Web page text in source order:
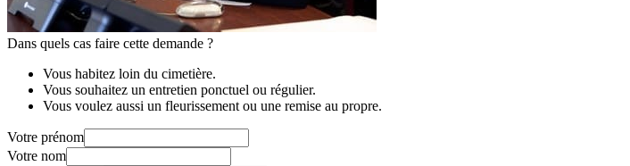
Dans quels cas faire cette demande ?
Vous habitez loin du cimetière.
Vous souhaitez un entretien ponctuel ou régulier.
Vous voulez aussi un fleurissement ou une remise au propre.
Votre prénom
Votre nom